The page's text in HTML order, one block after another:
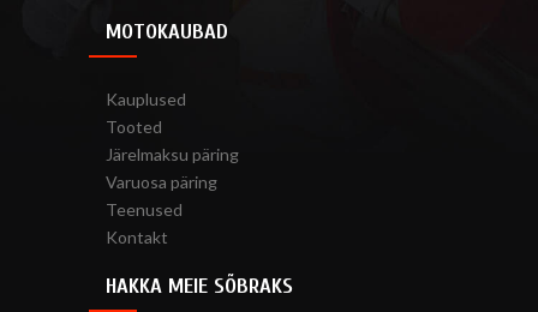
MOTOKAUBAD
Kauplused
Tooted
Järelmaksu päring
Varuosa päring
Teenused
Kontakt
HAKKA MEIE SÕBRAKS